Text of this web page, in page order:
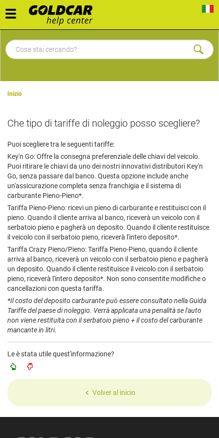
Toggle
navigation
Inizio
Che tipo di tariffe di noleggio posso scegliere?
Puoi scegliere tra le seguenti tariffe:
Key'n Go: Offre la consegna preferenziale delle chiavi del veicolo.
Puoi ritirare le chiavi da uno dei nostri innovativi distributori Key'n
Go, senza passare dal banco. Questa opzione include anche
un'assicurazione completa senza franchigia e il sistema di
carburante Pieno-Pieno*.
Tariffa Pieno-Pieno: ricevi un pieno di carburante e restituisci con il
pieno. Quando il cliente arriva al banco, riceverà un veicolo con il
serbatoio pieno e pagherà un deposito. Quando il cliente restituisce
il veicolo con il serbatoio pieno, riceverà l'intero deposito*.
Tariffa Crazy Pieno/Pieno: Tariffa Pieno-Pieno, quando il cliente
arriva al banco, riceverà un veicolo con il serbatoio pieno e pagherà
un deposito. Quando il cliente restituisce il veicolo con il serbatoio
pieno, riceverà l'intero deposito*. Non sono consentite modifiche o
cancellazioni con questa tariffa.
*Il costo del deposito carburante può essere consultato nella Guida
Tariffe del paese di noleggio. Verrà applicata una penalità se l'auto
non viene restituita con il serbatoio pieno + il costo del carburante
mancante in litri.
Le è stata utile quest'informazione?
Volver al inicio